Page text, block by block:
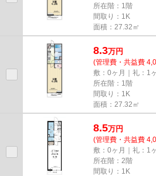
所在階：1階
間取り：1K
面積：27.32㎡
8.3万円
(管理費・共益費
敷：0ヶ月｜礼：1
所在階：1階
間取り：1K
面積：27.32㎡
8.5万円
(管理費・共益費
敷：0ヶ月｜礼：1
所在階：2階
間取り：1K